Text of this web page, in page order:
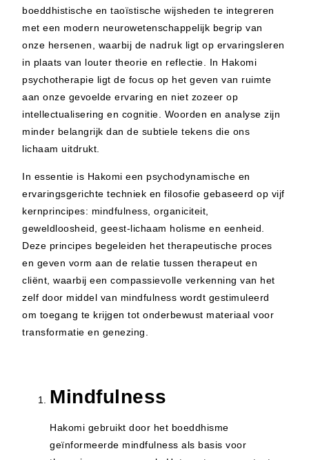
boeddhistische en taoïstische wijsheden te integreren
met een modern neurowetenschappelijk begrip van
onze hersenen, waarbij de nadruk ligt op ervaringsleren
in plaats van louter theorie en reflectie. In Hakomi
psychotherapie ligt de focus op het geven van ruimte
aan onze gevoelde ervaring en niet zozeer op
intellectualisering en cognitie. Woorden en analyse zijn
minder belangrijk dan de subtiele tekens die ons
lichaam uitdrukt.
In essentie is Hakomi een psychodynamische en
ervaringsgerichte techniek en filosofie gebaseerd op vijf
kernprincipes: mindfulness, organiciteit,
geweldloosheid, geest-lichaam holisme en eenheid.
Deze principes begeleiden het therapeutische proces
en geven vorm aan de relatie tussen therapeut en
cliënt, waarbij een compassievolle verkenning van het
zelf door middel van mindfulness wordt gestimuleerd
om toegang te krijgen tot onderbewust materiaal voor
transformatie en genezing.
Mindfulness
Hakomi gebruikt door het boeddhisme
geïnformeerde mindfulness als basis voor